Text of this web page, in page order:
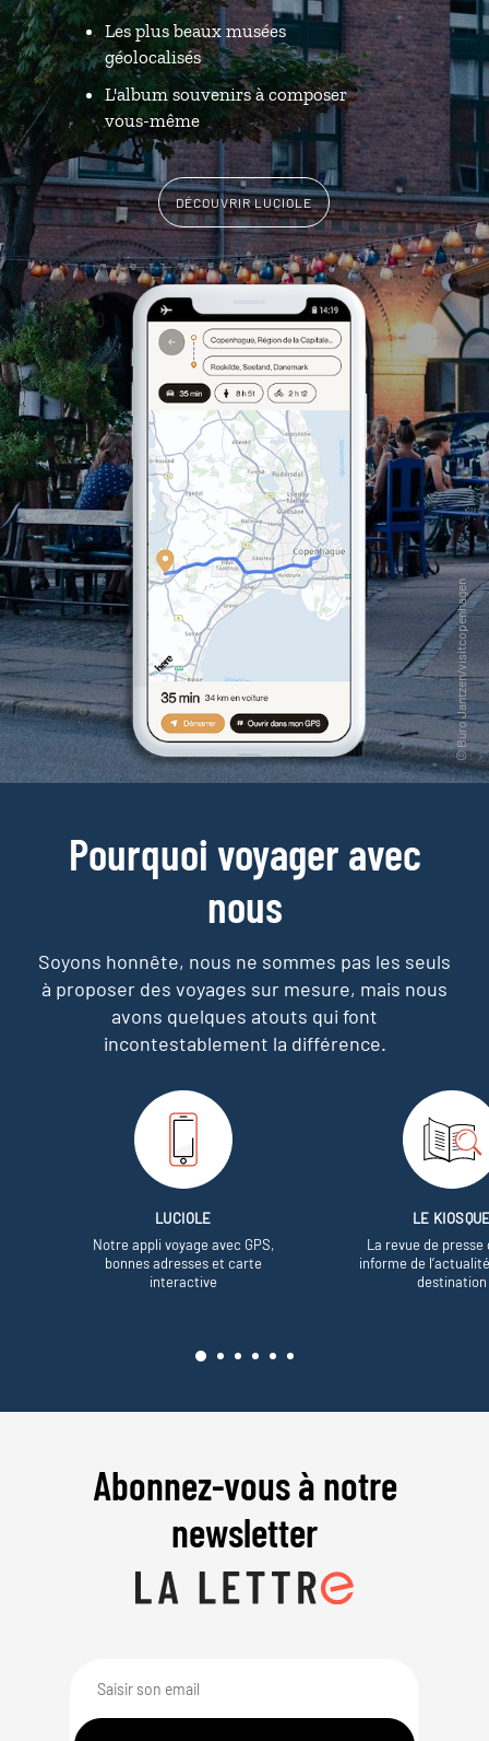
Les plus beaux musées
géolocalisés
L'album souvenirs à composer
vous-même
DÉCOUVRIR LUCIOLE
Pourquoi voyager avec
nous
Soyons honnête, nous ne sommes pas les seuls
à proposer des voyages sur mesure, mais nous
avons quelques atouts qui font
incontestablement la différence.
LUCIOLE
Notre appli voyage avec GPS,
bonnes adresses et carte
interactive
LE
La revue de presse
informe de
destination
Abonnez-vous à notre
newsletter